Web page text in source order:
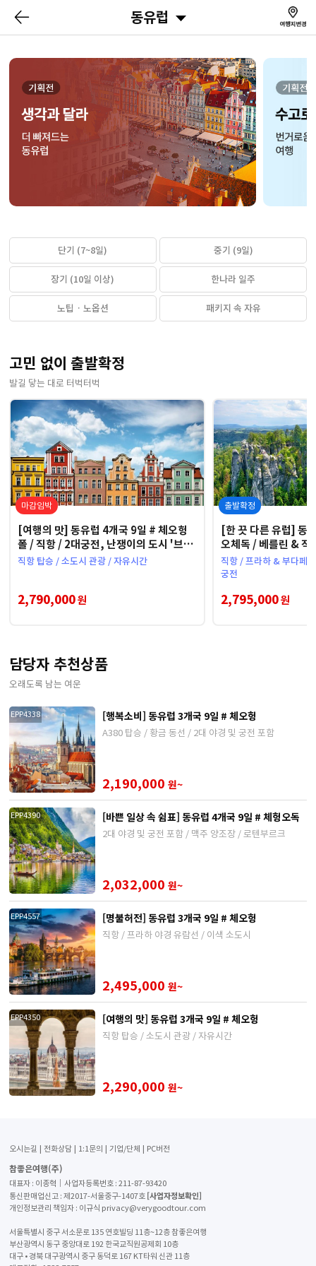
동유럽
단기 (7~8일) 중기 (9일)
장기 (10일 이상) 한나라 일주
노팁 · 노옵션 패키지 속 자유
고민 없이 출발확정
발길 닿는 대로 터벅터벅
마감임박
[여행의 맛] 동유럽 4개국 9일 # 체오헝
폴 / 직항 / 2대궁전, 난쟁이의 도시 '브로
츠와프'
직항 탑승 / 소도시 관광 / 자유시간
2,790,000원
출발확정
[한 끗 다른 유럽] 동
오체독 / 베를린 & 작
국립공원
직항 / 프라하 & 부다페
궁전
2,795,000원
담당자 추천상품
오래도록 남는 여운
EPP4338 [행복소비] 동유럽 3개국 9일 # 체오헝
A380 탑승 / 황금 동선 / 2대 야경 및 궁전 포함
2,190,000 원~
EPP4390 [바쁜 일상 속 쉼표] 동유럽 4개국 9일 # 체헝오독
2대 야경 및 궁전 포함 / 맥주 양조장 / 로텐부르크
2,032,000 원~
EPP4557 [명불허전] 동유럽 3개국 9일 # 체오헝
직항 / 프라하 야경 유람선 / 이색 소도시
2,495,000 원~
EPP4350 [여행의 맛] 동유럽 3개국 9일 # 체오헝
직항 탑승 / 소도시 관광 / 자유시간
2,290,000 원~
오시는길 전화상담 1:1문의 기업/단체 PC버전
참좋은여행(주)
대표자 : 이종혁│사업자등록번호 : 211-87-93420
통신판매업신고 : 제2017-서울중구-1407호 [사업자정보확인]
개인정보관리 책임자 : 이규식 privacy@verygoodtour.com
서울특별시 중구 서소문로 135 연호빌딩 11층~12층 참좋은여행
부산광역시 동구 중앙대로 192 한국교직원공제회 10층
대구 • 경북 대구광역시 중구 동덕로 167 KT타워 신관 11층